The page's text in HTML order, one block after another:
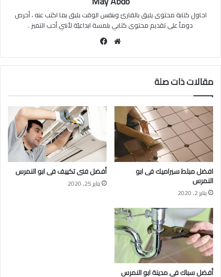
احاول كتابة محتوى يليق بالقارئ وبنفس الوقت يليق بما اكتب عنه ، أحرص
دوماً على تقديم محتوى كتابي بلمسة ابداعيّة لأنني أحب التميز .
موقع
مقالات ذات صلة
افضل مبلط سيراميك فى ابو
النمرس
يناير 2, 2020
أفضل فنى تكييف فى ابو النمرس
يناير 25, 2020
أفضل سباك فى مدينة ابو النمرس